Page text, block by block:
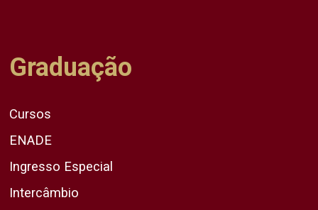
Graduação
Cursos
ENADE
Ingresso Especial
Intercâmbio